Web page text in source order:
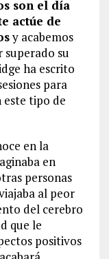
son el día
actúe de
y acabemos
superado su
ha escrito
para
tipo de
en la
en
personas
al peor
del cerebro
que le
positivos